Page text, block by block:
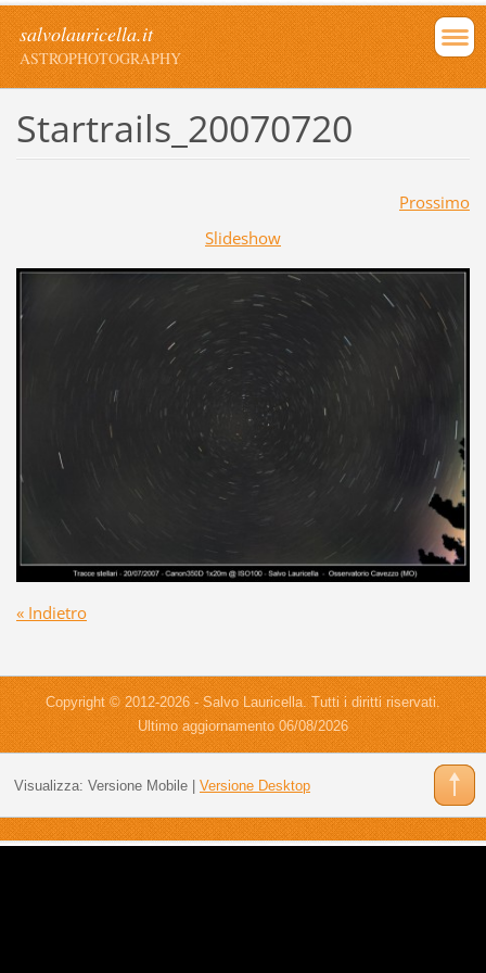
salvolauricella.it
ASTROPHOTOGRAPHY
Startrails_20070720
Prossimo
Slideshow
« Indietro
Copyright © 2012-2026 - Salvo Lauricella. Tutti i diritti riservati.
Ultimo aggiornamento 06/08/2026
Visualizza: Versione Mobile| Versione Desktop